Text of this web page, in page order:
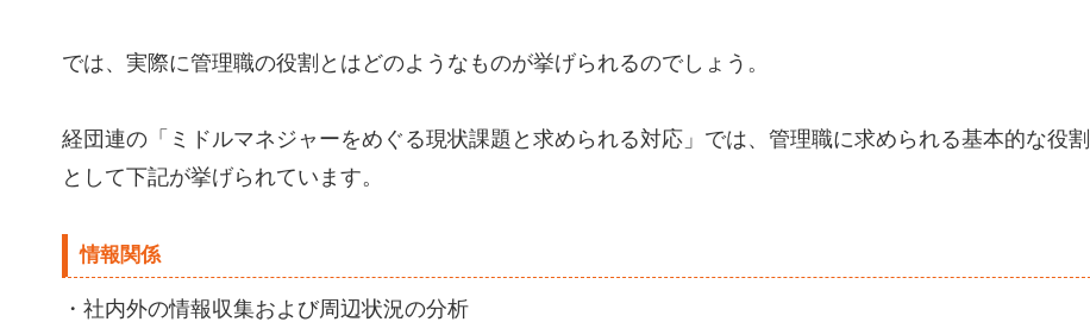
では、実際に管理職の役割とはどのようなものが挙げられるのでしょう。
経団連の「ミドルマネジャーをめぐる現状課題と求められる対応」では、管理職に求められる基本的な役割
として下記が挙げられています。
情報関係
・社内外の情報収集および周辺状況の分析